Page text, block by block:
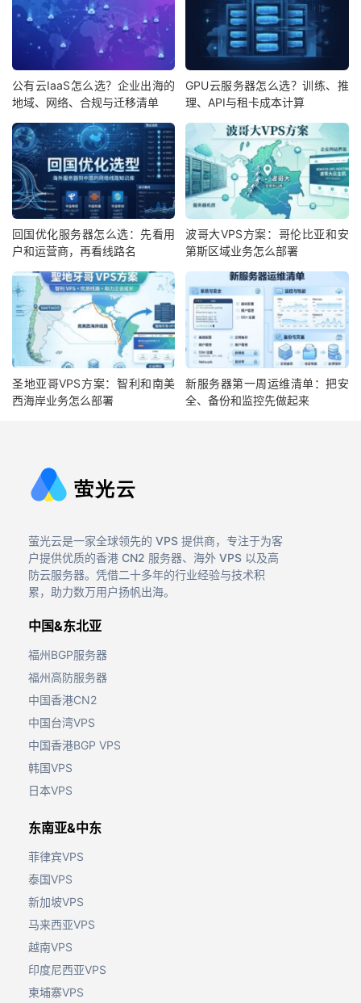
公有云IaaS怎么选？企业出海的
地域、网络、合规与迁移清单
GPU云服务器怎么选？训练、推
理、API与租卡成本计算
回国优化服务器怎么选：先看用
户和运营商，再看线路名
波哥大VPS方案：哥伦比亚和安
第斯区域业务怎么部署
圣地亚哥VPS方案：智利和南美
西海岸业务怎么部署
新服务器第一周运维清单：把安
全、备份和监控先做起来
萤光云是一家全球领先的 VPS 提供商，专注于为客
户提供优质的香港 CN2 服务器、海外 VPS 以及高
防云服务器。凭借二十多年的行业经验与技术积
累，助力数万用户扬帆出海。
中国&东北亚
福州BGP服务器
福州高防服务器
中国香港CN2
中国台湾VPS
中国香港BGP VPS
韩国VPS
日本VPS
东南亚&中东
菲律宾VPS
泰国VPS
新加坡VPS
马来西亚VPS
越南VPS
印度尼西亚VPS
柬埔寨VPS